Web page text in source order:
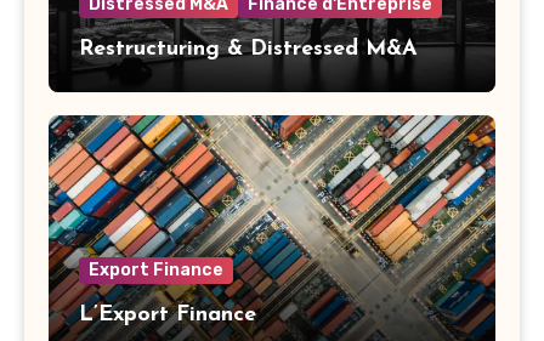
Restructuring & Distressed M&A
Export Finance
L’Export Finance